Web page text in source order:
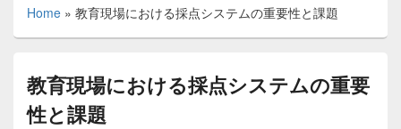
Home » 教育現場における採点システムの重要性と課題
教育現場における採点システムの重要
性と課題